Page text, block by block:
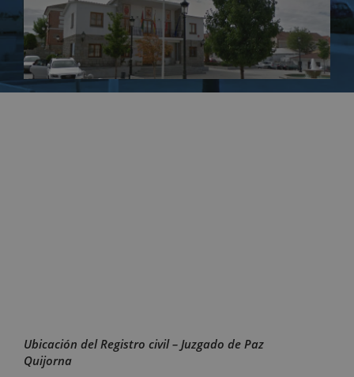
Ubicación del Registro civil – Juzgado de Paz
Quijorna